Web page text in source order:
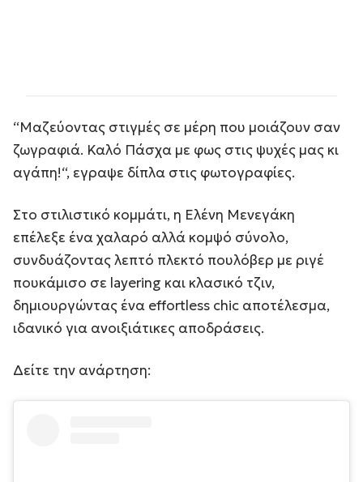
“Μαζεύοντας στιγμές σε μέρη που μοιάζουν σαν
ζωγραφιά. Καλό Πάσχα με φως στις ψυχές μας κι
αγάπη!“, εγραψε δίπλα στις φωτογραφίες.
Στο στιλιστικό κομμάτι, η Ελένη Μενεγάκη
επέλεξε ένα χαλαρό αλλά κομψό σύνολο,
συνδυάζοντας λεπτό πλεκτό πουλόβερ με ριγέ
πουκάμισο σε layering και κλασικό τζιν,
δημιουργώντας ένα effortless chic αποτέλεσμα,
ιδανικό για ανοιξιάτικες αποδράσεις.
Δείτε την ανάρτηση: